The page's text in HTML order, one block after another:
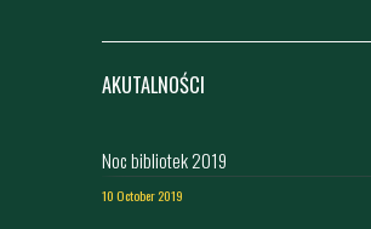
AKUTALNOŚCI
Noc bibliotek 2019
10 October 2019